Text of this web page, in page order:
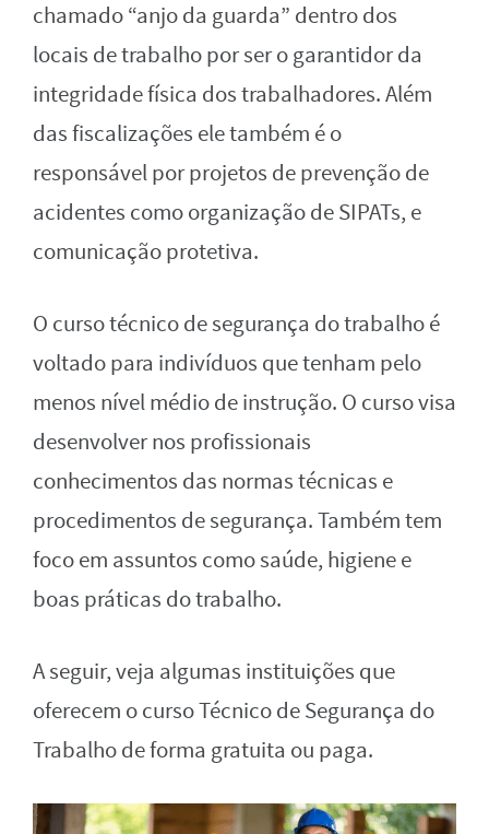
chamado “anjo da guarda” dentro dos
locais de trabalho por ser o garantidor da
integridade física dos trabalhadores. Além
das fiscalizações ele também é o
responsável por projetos de prevenção de
acidentes como organização de SIPATs, e
comunicação protetiva.
O curso técnico de segurança do trabalho é
voltado para indivíduos que tenham pelo
menos nível médio de instrução. O curso visa
desenvolver nos profissionais
conhecimentos das normas técnicas e
procedimentos de segurança. Também tem
foco em assuntos como saúde, higiene e
boas práticas do trabalho.
A seguir, veja algumas instituições que
oferecem o curso Técnico de Segurança do
Trabalho de forma gratuita ou paga.